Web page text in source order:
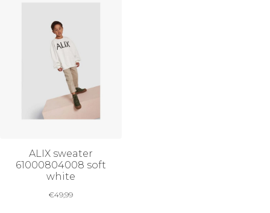
ALIX sweater
61000804008 soft
white
€49,99